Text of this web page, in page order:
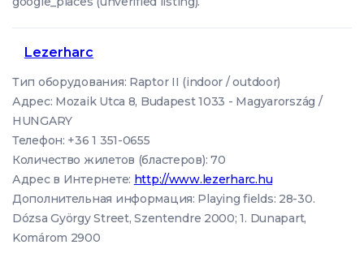
Lezerharc
Тип оборудования: Raptor II (indoor / outdoor)
Адрес: Mozaik Utca 8, Budapest 1033 - Magyarország /
HUNGARY
Телефон: +36 1 351-0655
Количество жилетов (бластеров): 70
Адрес в Интернете: http://www.lezerharc.hu
Дополнительная информация: Playing fields: 28-30.
Dózsa György Street, Szentendre 2000; 1. Dunapart,
Komárom 2900